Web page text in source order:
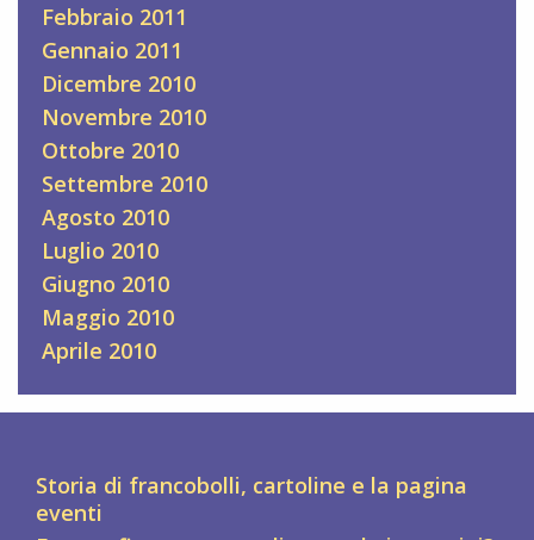
Febbraio 2011
Gennaio 2011
Dicembre 2010
Novembre 2010
Ottobre 2010
Settembre 2010
Agosto 2010
Luglio 2010
Giugno 2010
Maggio 2010
Aprile 2010
Storia di francobolli, cartoline e la pagina
eventi